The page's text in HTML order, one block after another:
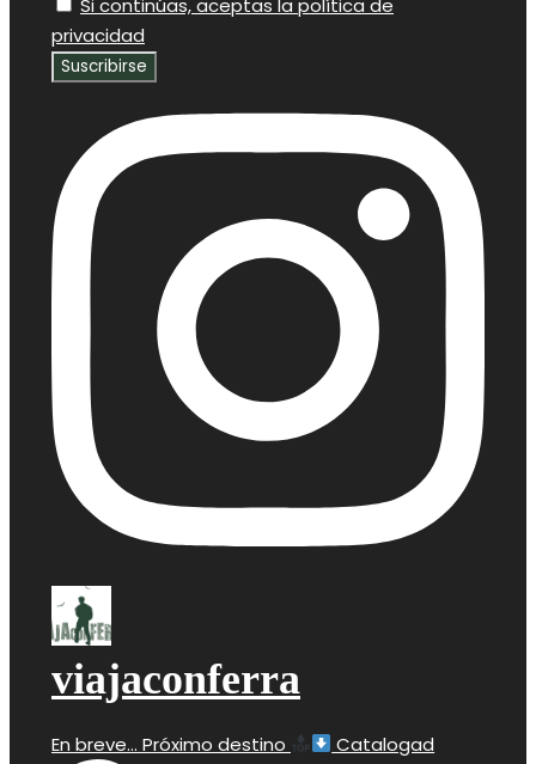
Si continúas, aceptas la política de
privacidad
viajaconferra
En breve… Próximo destino Catalogad